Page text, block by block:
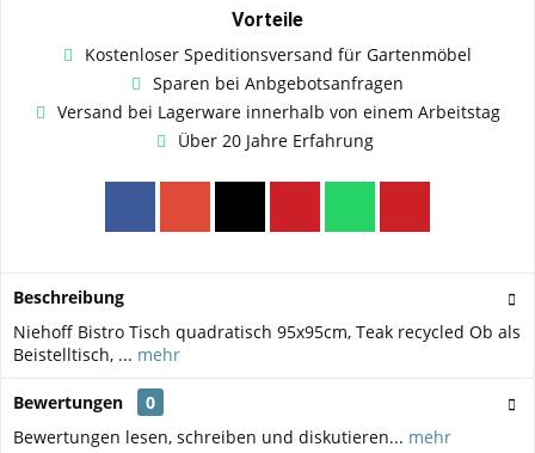
Vorteile
Kostenloser Speditionsversand für Gartenmöbel
Sparen bei Anbgebotsanfragen
Versand bei Lagerware innerhalb von einem Arbeitstag
Über 20 Jahre Erfahrung
Beschreibung
Niehoff Bistro Tisch quadratisch 95x95cm, Teak recycled Ob als
Beistelltisch, ... mehr
Bewertungen
0
Bewertungen lesen, schreiben und diskutieren... mehr